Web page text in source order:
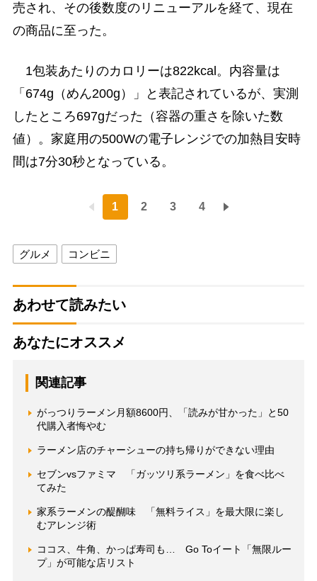
売され、その後数度のリニューアルを経て、現在
の商品に至った。
1包装あたりのカロリーは822kcal。内容量は
「674g（めん200g）」と表記されているが、実測
したところ697gだった（容器の重さを除いた数
値）。家庭用の500Wの電子レンジでの加熱目安時
間は7分30秒となっている。
1 2 3 4
グルメ コンビニ
あわせて読みたい
あなたにオススメ
関連記事
がっつりラーメン月額8600円、「読みが甘かった」と50
代購入者悔やむ
ラーメン店のチャーシューの持ち帰りができない理由
セブンvsファミマ 「ガッツリ系ラーメン」を食べ比べ
てみた
家系ラーメンの醍醐味 「無料ライス」を最大限に楽し
むアレンジ術
ココス、牛角、かっぱ寿司も… Go Toイート「無限ルー
プ」が可能な店リスト